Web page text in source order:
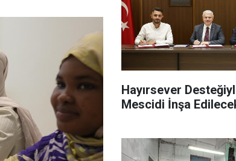
Hayırsever
Mescidi İnşa